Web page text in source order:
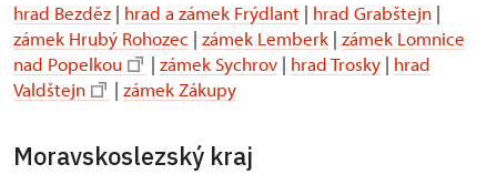
hrad Bezděz | hrad a zámek Frýdlant | hrad Grabštejn |
zámek Hrubý Rohozec | zámek Lemberk | zámek Lomnice
nad Popelkou
| zámek Sychrov | hrad Trosky | hrad
Valdštejn
| zámek Zákupy
Moravskoslezský kraj